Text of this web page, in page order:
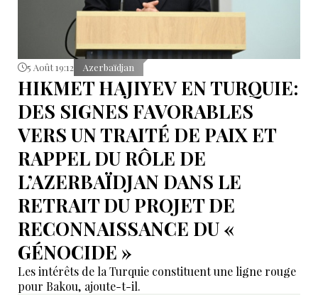
5 Août 19:12 Azerbaïdjan
HIKMET HAJIYEV EN TURQUIE:
DES SIGNES FAVORABLES
VERS UN TRAITÉ DE PAIX ET
RAPPEL DU RÔLE DE
L’AZERBAÏDJAN DANS LE
RETRAIT DU PROJET DE
RECONNAISSANCE DU «
GÉNOCIDE »
Les intérêts de la Turquie constituent une ligne rouge
pour Bakou, ajoute-t-il.